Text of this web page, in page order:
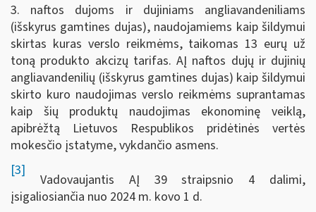
3. naftos dujoms ir dujiniams angliavandeniliams
(išskyrus gamtines dujas), naudojamiems kaip šildymui
skirtas kuras verslo reikmėms, taikomas 13 eurų už
toną produkto akcizų tarifas. AĮ naftos dujų ir dujinių
angliavandenilių (išskyrus gamtines dujas) kaip šildymui
skirto kuro naudojimas verslo reikmėms suprantamas
kaip šių produktų naudojimas ekonominę veiklą,
apibrėžtą Lietuvos Respublikos pridėtinės vertės
mokesčio įstatyme, vykdančio asmens.
[3]
Vadovaujantis AĮ 39 straipsnio 4 dalimi,
įsigaliosiančia nuo 2024 m. kovo 1 d.